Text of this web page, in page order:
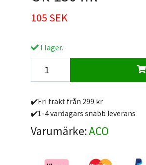
105 SEK
I lager.
✔️Fri frakt från 299 kr
✔️1-4 vardagars snabb leverans
Varumärke:ACO